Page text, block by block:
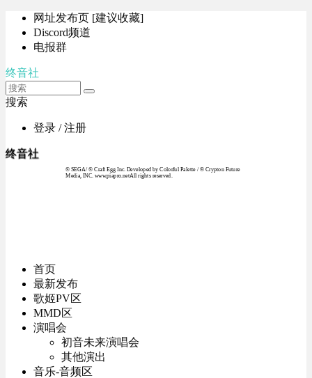
网址发布页 [建议收藏]
Discord频道
电报群
终音社
搜索
登录 / 注册
终音社
© SEGA / © Craft Egg Inc. Developed by Colorful Palette / © Crypton Future
Media, INC. www.piapro.netAll rights reserved.
首页
最新发布
歌姬PV区
MMD区
演唱会
初音未来演唱会
其他演出
音乐-音频区